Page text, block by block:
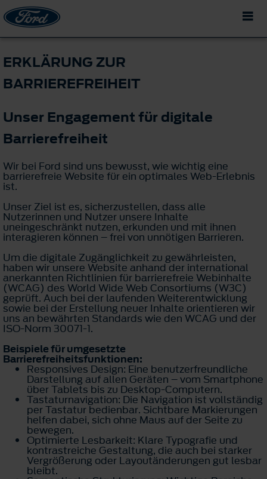
ERKLÄRUNG ZUR
BARRIEREFREIHEIT
Unser Engagement für digitale
Barrierefreiheit
Wir bei Ford sind uns bewusst, wie wichtig eine
barrierefreie Website für ein optimales Web-Erlebnis
ist.
Unser Ziel ist es, sicherzustellen, dass alle
Nutzerinnen und Nutzer unsere Inhalte
uneingeschränkt nutzen, erkunden und mit ihnen
interagieren können – frei von unnötigen Barrieren.
Um die digitale Zugänglichkeit zu gewährleisten,
haben wir unsere Website anhand der international
anerkannten Richtlinien für barrierefreie Webinhalte
(WCAG) des World Wide Web Consortiums (W3C)
geprüft. Auch bei der laufenden Weiterentwicklung
sowie bei der Erstellung neuer Inhalte orientieren wir
uns an bewährten Standards wie den WCAG und der
ISO-Norm 30071-1.
Beispiele für umgesetzte
Barrierefreiheitsfunktionen:
Responsives Design: Eine benutzerfreundliche
Darstellung auf allen Geräten – vom Smartphone
über Tablets bis zu Desktop-Computern.
Tastaturnavigation: Die Navigation ist vollständig
per Tastatur bedienbar. Sichtbare Markierungen
helfen dabei, sich ohne Maus auf der Seite zu
bewegen.
Optimierte Lesbarkeit: Klare Typografie und
kontrastreiche Gestaltung, die auch bei starker
Vergrößerung oder Layoutänderungen gut lesbar
bleibt.